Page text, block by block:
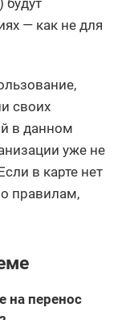
— как не для
своих
в данном
уже не
в карте нет
правилам,
на перенос